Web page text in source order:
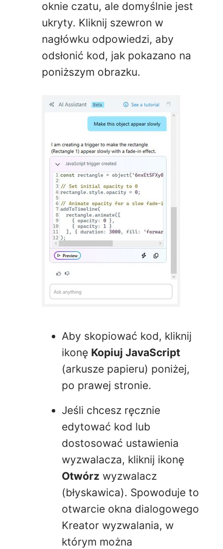
oknie czatu, ale domyślnie jest
ukryty. Kliknij szewron w
nagłówku odpowiedzi, aby
odsłonić kod, jak pokazano na
poniższym obrazku.
Aby skopiować kod, kliknij
ikonę Kopiuj JavaScript
(arkusze papieru) poniżej,
po prawej stronie.
Jeśli chcesz ręcznie
edytować kod lub
dostosować ustawienia
wyzwalacza, kliknij ikonę
Otwórz wyzwalacz
(błyskawica). Spowoduje to
otwarcie okna dialogowego
Kreator wyzwalania, w
którym można